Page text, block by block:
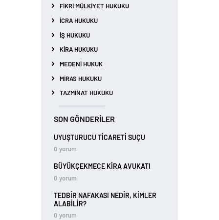
FIKRI MÜLKIYET HUKUKU
İCRA HUKUKU
İŞ HUKUKU
KIRA HUKUKU
MEDENI HUKUK
MIRAS HUKUKU
TAZMINAT HUKUKU
SON GÖNDERILER
UYUŞTURUCU TİCARETİ SUÇU
0 yorum
BÜYÜKÇEKMECE KIRA AVUKATI
0 yorum
TEDBIR NAFAKASI NEDIR, KIMLER
ALABILIR?
0 yorum